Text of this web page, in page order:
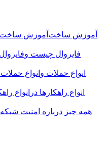
آموزش ساخت
فایروال چیست و
انواع حملات و
انواع راهکارها در
همه چیز درباره امنیت شبکه